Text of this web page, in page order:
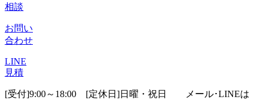
相談
お問い
合わせ
LINE
見積
[受付]9:00～18:00 [定休日]日曜・祝日
メール･LINEは